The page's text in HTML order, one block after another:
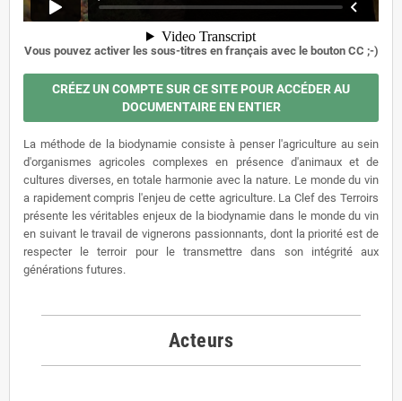
Vous pouvez activer les sous-titres en français avec le bouton CC ;-)
CRÉEZ UN COMPTE SUR CE SITE POUR ACCÉDER AU
DOCUMENTAIRE EN ENTIER
La méthode de la biodynamie consiste à penser l'agriculture au sein
d'organismes agricoles complexes en présence d'animaux et de
cultures diverses, en totale harmonie avec la nature. Le monde du vin
a rapidement compris l'enjeu de cette agriculture. La Clef des Terroirs
présente les véritables enjeux de la biodynamie dans le monde du vin
en suivant le travail de vignerons passionnants, dont la priorité est de
respecter le terroir pour le transmettre dans son intégrité aux
générations futures.
Acteurs